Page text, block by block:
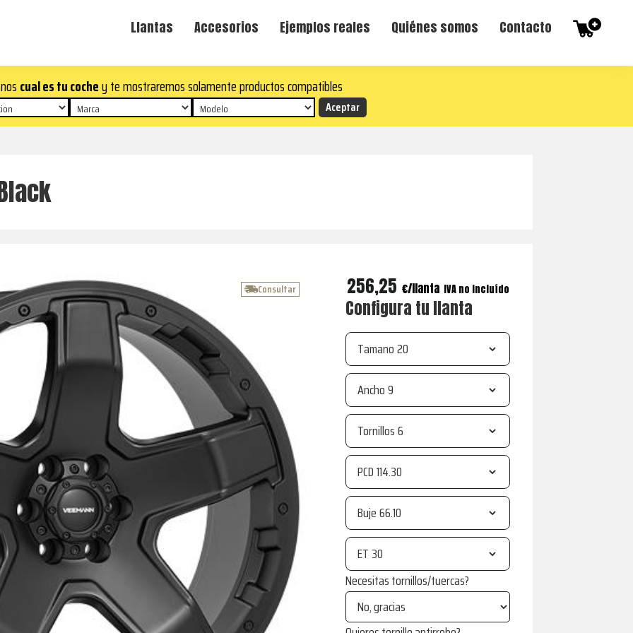
Llantas Accesorios Ejemplos reales Quiénes somos Contacto
cual es tu cochey te mostraremos solamente productos compatibles
Consultar 256,25 € IVA no incluído
Configura tu llanta
Tamano
Ancho
Tornillos
PCD
Buje
ET
Necesitas tornillos/tuercas?